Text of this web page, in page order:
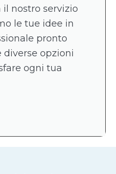
il nostro servizio
le tue idee in
pronto
diverse opzioni
ogni tua